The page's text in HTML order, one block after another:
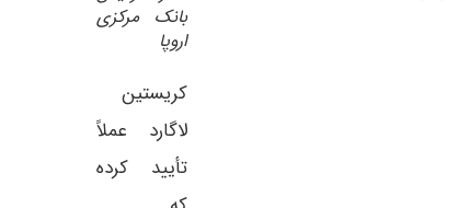
بانک مرکزی
اروپا
کریستین
لاگارد عملاً
تأیید کرده